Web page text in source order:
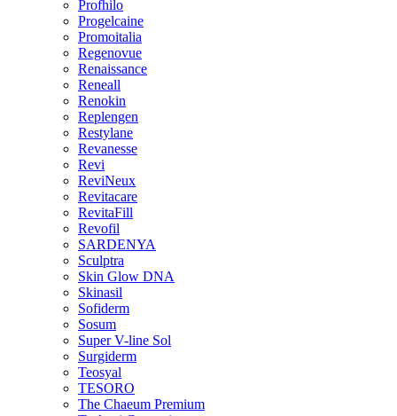
Profhilo
Progelcaine
Promoitalia
Regenovue
Renaissance
Reneall
Renokin
Replengen
Restylane
Revanesse
Revi
ReviNeux
Revitacare
RevitaFill
Revofil
SARDENYA
Sculptra
Skin Glow DNA
Skinasil
Sofiderm
Sosum
Super V-line Sol
Surgiderm
Teosyal
TESORO
The Chaeum Premium